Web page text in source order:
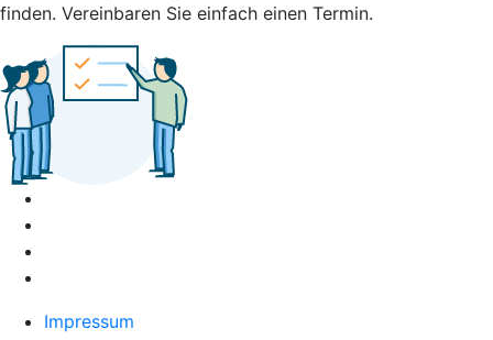
finden. Vereinbaren Sie einfach einen Termin.
Impressum